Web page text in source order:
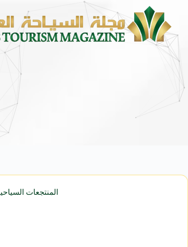
المنتجعات السياحية يقفز لأعلى